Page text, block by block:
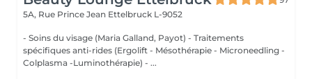
5A, Rue Prince Jean Ettelbruck L-9052
- Soins du visage (Maria Galland, Payot) - Traitements
spécifiques anti-rides (Ergolift - Mésothérapie - Microneedling -
Colplasma -Luminothérapie) - ...